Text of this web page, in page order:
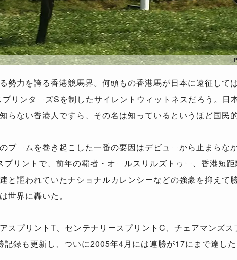
勢力を誇る香港競馬界。何頭もの香港馬が日本に遠征して
リンターズSを制したサイレントウィットネスだろう。日
らない香港人ですら、その名は知っているというほど国民
ブームを巻き起こした一番の要因はデビューから止まらな
リントで、前年の覇者・オールスリルズトゥー、香港短
と謳われていたナショナルカレンシーなどの強豪を抑えて
世界に轟いた。
スプリントT、センテナリースプリントC、チェアマンズ
録も更新し、ついに2005年4月には連勝が17にまで達した